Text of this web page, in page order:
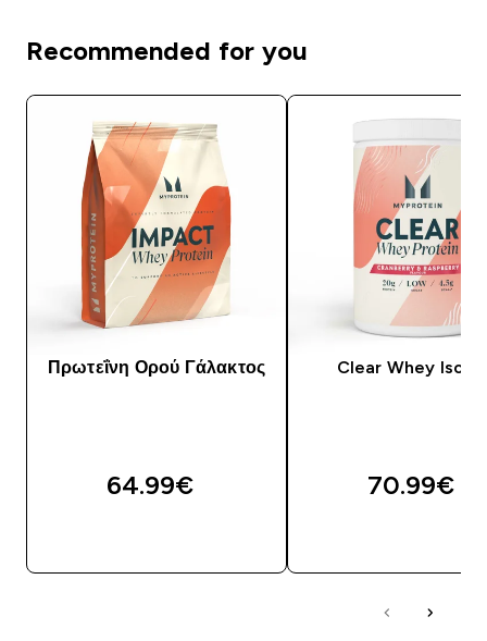
Recommended for you
Πρωτεΐνη Ορού Γάλακτος
64.99€‎
Clear Whey
70.99€‎